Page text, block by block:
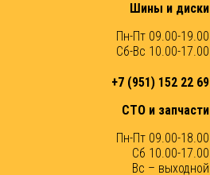
Шины и диски
Пн-Пт 09.00-19.00
Сб-Вс 10.00-17.00
+7 (951) 152 22 69
СТО и запчасти
Пн-Пт 09.00-18.00
Сб 10.00-17.00
Вс – выходной